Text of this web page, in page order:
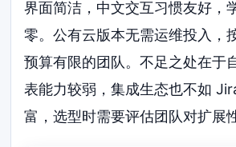
界面简洁，中文交互习惯友好，
零。公有云版本无需运维投入，
预算有限的团队。不足之处在于
表能力较弱，集成生态也不如
富，选型时需要评估团队对扩展